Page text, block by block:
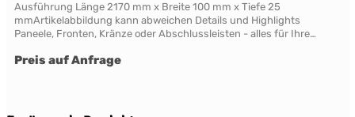
Ausführung Länge 2170 mm x Breite 100 mm x Tiefe 25
mmArtikelabbildung kann abweichen Details und Highlights
Paneele, Fronten, Kränze oder Abschlussleisten - alles für Ihre
variablen Ausstattungen und DimensionenNahezu grenzenlose
dieser "handpainted" Oberflächen sind der matte Glanz und der
Preis auf Anfrage